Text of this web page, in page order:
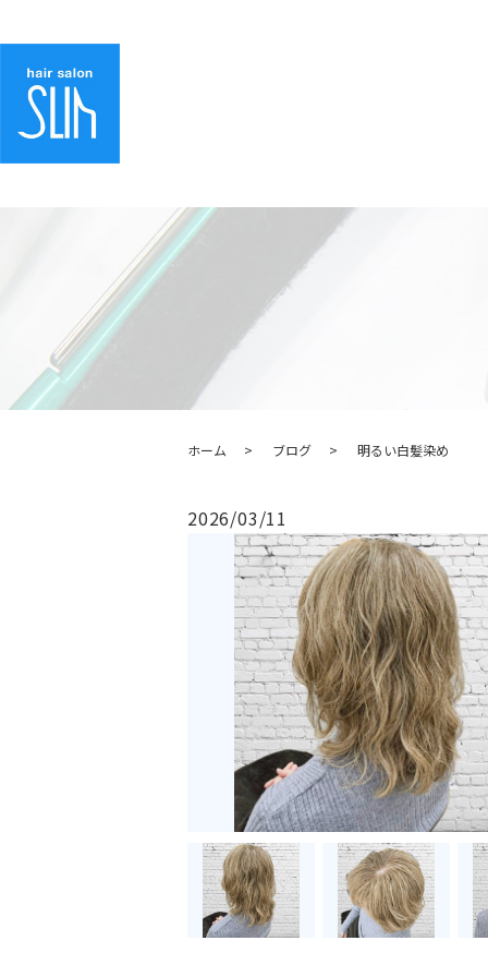
ホーム ブログ 明るい白髪染め
2026/03/11